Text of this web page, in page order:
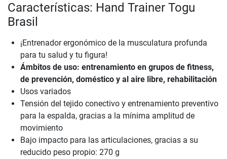
Características: Hand Trainer Togu
Brasil
¡Entrenador ergonómico de la musculatura profunda
para tu salud y tu figura!
Ámbitos de uso: entrenamiento en grupos de fitness,
de prevención, doméstico y al aire libre, rehabilitación
Usos variados
Tensión del tejido conectivo y entrenamiento preventivo
para la espalda, gracias a la mínima amplitud de
movimiento
Bajo impacto para las articulaciones, gracias a su
reducido peso propio: 270 g